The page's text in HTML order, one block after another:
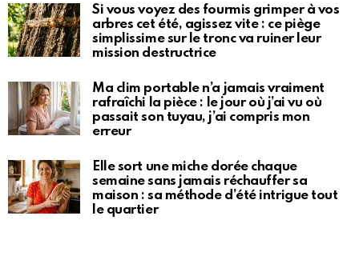
Si vous voyez des fourmis grimper à vos
arbres cet été, agissez vite : ce piège
simplissime sur le tronc va ruiner leur
mission destructrice
Ma clim portable n’a jamais vraiment
rafraîchi la pièce : le jour où j’ai vu où
passait son tuyau, j’ai compris mon
erreur
Elle sort une miche dorée chaque
semaine sans jamais réchauffer sa
maison : sa méthode d’été intrigue tout
le quartier